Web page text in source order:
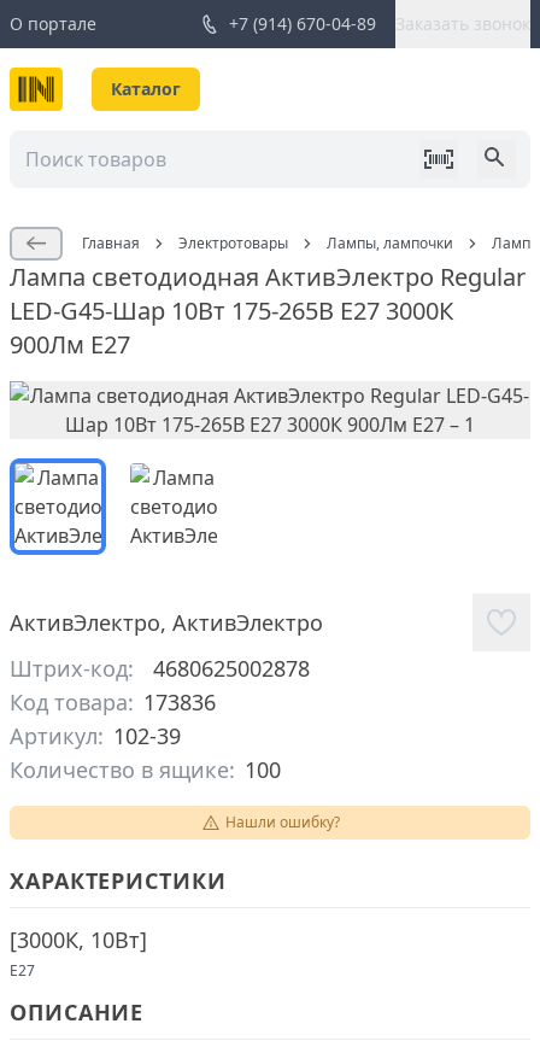
О портале +7 (914) 670-04-89 Заказать звонок
Каталог
Главная Электротовары Лампы, лампочки Лампа
Лампа светодиодная АктивЭлектро Regular
LED-G45-Шар 10Вт 175-265В Е27 3000К
900Лм Е27
АктивЭлектро, АктивЭлектро
Штрих-код:
4680625002878
Код товара: 173836
Артикул: 102-39
Количество в ящике: 100
Нашли ошибку?
ХАРАКТЕРИСТИКИ
[3000К, 10Вт]
E27
ОПИСАНИЕ